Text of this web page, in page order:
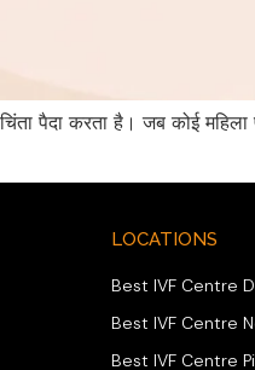
पैदा करता है। जब कोई
LOCATIONS
Best IVF Centre
Best IVF Centre
Best IVF Centre